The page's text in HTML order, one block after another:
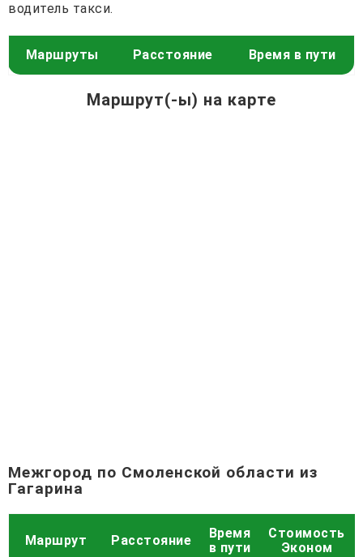
водитель такси.
Маршруты Расстояние Время в пути
Маршрут(-ы) на карте
Межгород по Смоленской области из
Гагарина
Маршрут Расстояние
Время
в пути
Стоимость
Эконом